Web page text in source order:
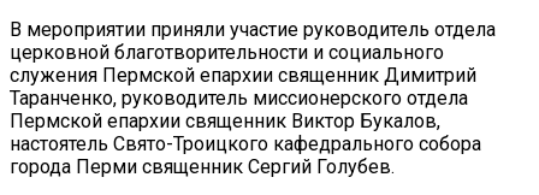
В мероприятии приняли участие руководитель отдела
церковной благотворительности и социального
служения Пермской епархии священник Димитрий
Таранченко, руководитель миссионерского отдела
Пермской епархии священник Виктор Букалов,
настоятель Свято-Троицкого кафедрального собора
города Перми священник Сергий Голубев.